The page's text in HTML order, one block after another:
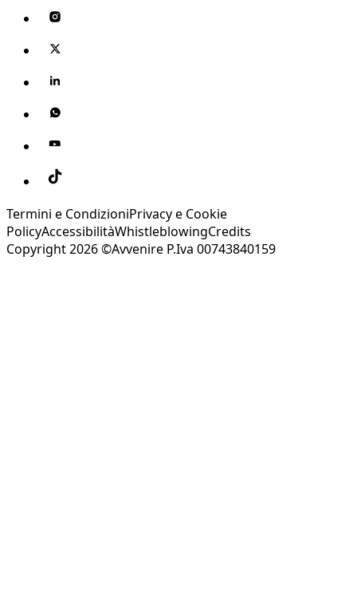
Termini e CondizioniPrivacy e Cookie
PolicyAccessibilitàWhistleblowingCredits
Copyright 2026 ©Avvenire P.Iva 00743840159